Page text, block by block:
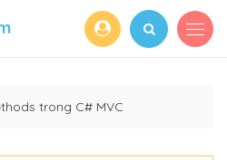
trong C# MVC